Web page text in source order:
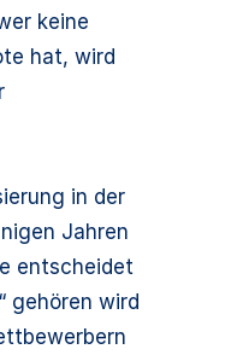
keine
hat, wird
in der
Jahren
entscheidet
gehören wird